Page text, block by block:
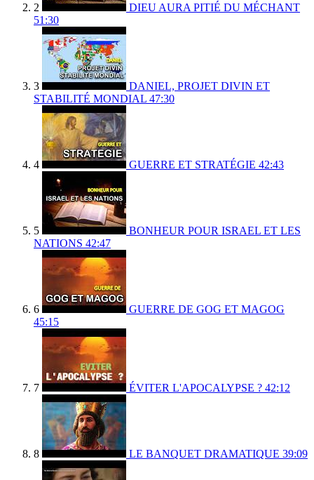
2
DIEU AURA PITIÉ DU MÉCHANT
51:30
3
DANIEL, PROJET DIVIN ET
STABILITÉ MONDIAL 47:30
4 GUERRE ET STRATÉGIE 42:43
5
BONHEUR POUR ISRAEL ET LES
NATIONS 42:47
6
GUERRE DE GOG ET MAGOG
45:15
7 ÉVITER L'APOCALYPSE ? 42:12
8 LE BANQUET DRAMATIQUE 39:09